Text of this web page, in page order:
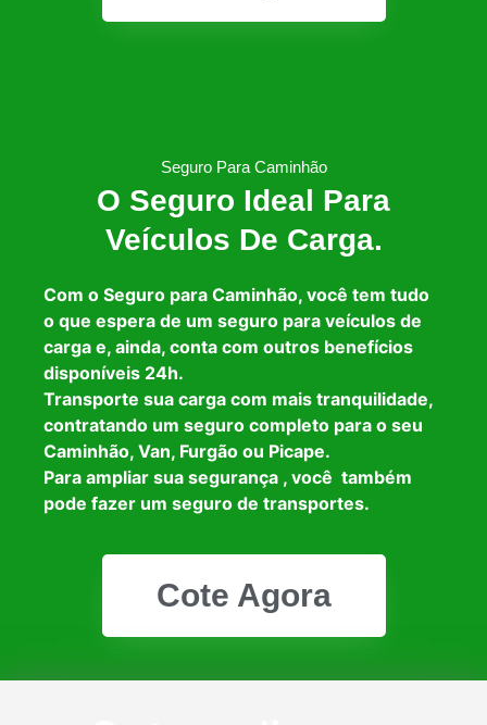
Seguro Para Caminhão
O Seguro Ideal Para
Veículos De Carga.
Com o Seguro para Caminhão, você tem tudo
o que espera de um seguro para veículos de
carga e, ainda, conta com outros benefícios
disponíveis 24h.
Transporte sua carga com mais tranquilidade,
contratando um seguro completo para o seu
Caminhão, Van, Furgão ou Picape.
Para ampliar sua segurança , você também
pode fazer um seguro de transportes.
Cote Agora